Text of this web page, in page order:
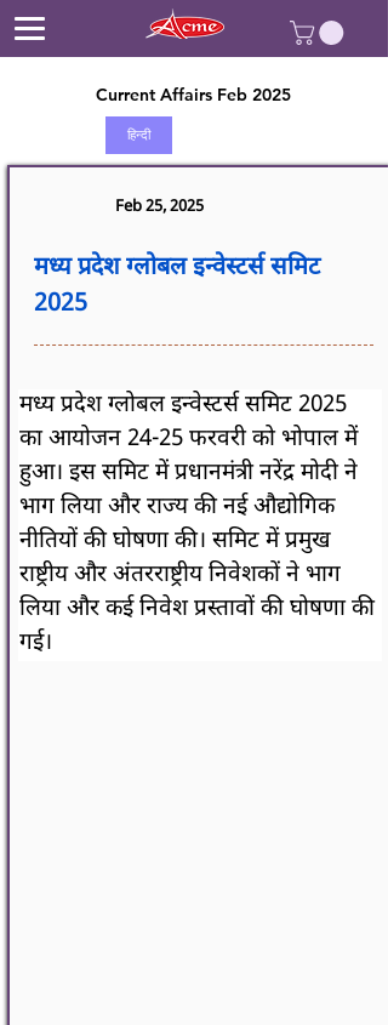
Current Affairs Feb 2025
हिन्दी
Feb 25, 2025
मध्य प्रदेश ग्लोबल इन्वेस्टर्स समिट
2025
मध्य प्रदेश ग्लोबल इन्वेस्टर्स समिट 2025
का आयोजन 24-25 फरवरी को भोपाल में
हुआ। इस समिट में प्रधानमंत्री नरेंद्र मोदी ने
भाग लिया और राज्य की नई औद्योगिक
नीतियों की घोषणा की। समिट में प्रमुख
राष्ट्रीय और अंतरराष्ट्रीय निवेशकों ने भाग
लिया और कई निवेश प्रस्तावों की घोषणा की
गई।